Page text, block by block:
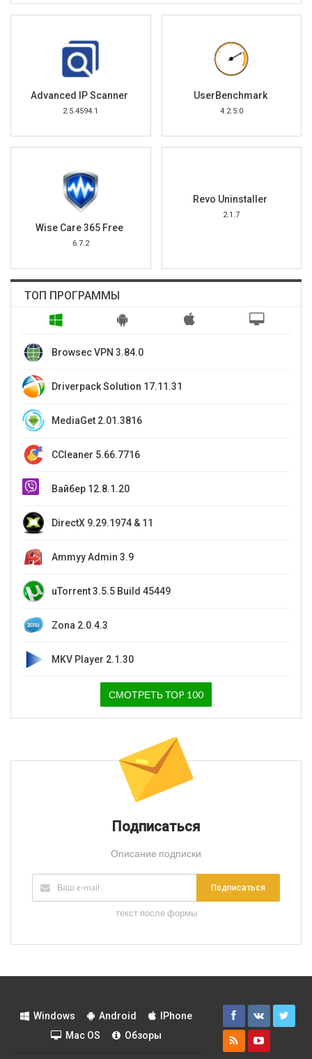
Advanced IP Scanner
2.5.4594.1
UserBenchmark
4.2.5.0
Wise Care 365 Free
6.7.2
Revo Uninstaller
2.1.7
ТОП ПРОГРАММЫ
Browsec VPN 3.84.0
Driverpack Solution 17.11.31
MediaGet 2.01.3816
CCleaner 5.66.7716
Вайбер 12.8.1.20
DirectX 9.29.1974 & 11
Ammyy Admin 3.9
uTorrent 3.5.5 Build 45449
Zona 2.0.4.3
MKV Player 2.1.30
СМОТРЕТЬ ТОP 100
Подписаться
Описание подписки
Подписаться
текст после формы
Windows Android
IPhone
Mac OS
Обзоры